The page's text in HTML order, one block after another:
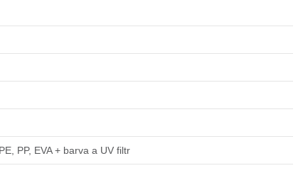
PP, EVA + barva a UV filtr